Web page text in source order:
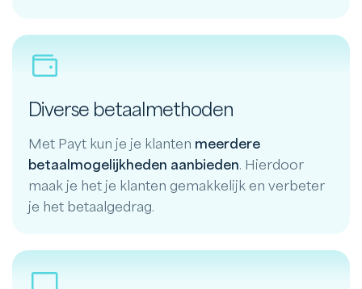
Diverse betaalmethoden
Met Payt kun je je klanten meerdere
betaalmogelijkheden aanbieden. Hierdoor
maak je het je klanten gemakkelijk en verbeter
je het betaalgedrag.